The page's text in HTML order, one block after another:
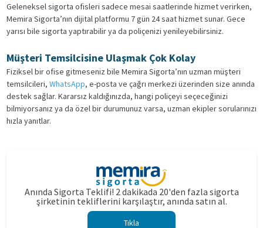
Geleneksel sigorta ofisleri sadece mesai saatlerinde hizmet verirken,
Memira Sigorta’nın dijital platformu 7 gün 24 saat hizmet sunar. Gece
yarısı bile sigorta yaptırabilir ya da poliçenizi yenileyebilirsiniz.
Müşteri Temsilcisine Ulaşmak Çok Kolay
Fiziksel bir ofise gitmeseniz bile Memira Sigorta’nın uzman müşteri
temsilcileri, WhatsApp, e-posta ve çağrı merkezi üzerinden size anında
destek sağlar. Kararsız kaldığınızda, hangi poliçeyi seçeceğinizi
bilmiyorsanız ya da özel bir durumunuz varsa, uzman ekipler sorularınızı
hızla yanıtlar.
Anında Sigorta Teklifi! 2 dakikada 20'den fazla sigorta
şirketinin tekliflerini karşılaştır, anında satın al.
Tıkla